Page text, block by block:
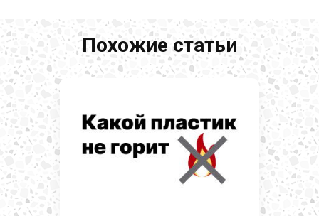
Похожие статьи